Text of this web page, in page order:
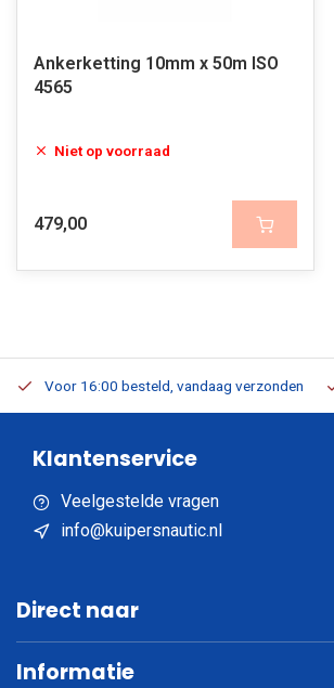
Ankerketting 10mm x 50m ISO
4565
Niet op voorraad
479,00
Voor 16:00 besteld, vandaag verzonden
Klantenservice
Veelgestelde vragen
info@kuipersnautic.nl
Direct naar
Informatie